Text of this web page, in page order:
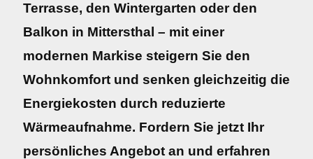
Terrasse, den Wintergarten oder den
Balkon in Mittersthal – mit einer
modernen Markise steigern Sie den
Wohnkomfort und senken gleichzeitig die
Energiekosten durch reduzierte
Wärmeaufnahme. Fordern Sie jetzt Ihr
persönliches Angebot an und erfahren